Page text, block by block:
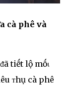
cà phê và
tiḗt lộ mṓι
ᴛhụ cà phê